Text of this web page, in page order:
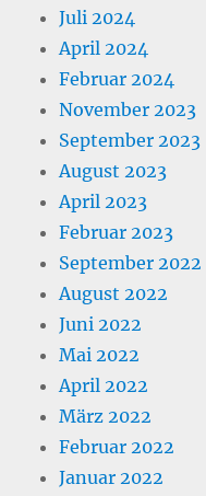
Juli 2024
April 2024
Februar 2024
November 2023
September 2023
August 2023
April 2023
Februar 2023
September 2022
August 2022
Juni 2022
Mai 2022
April 2022
März 2022
Februar 2022
Januar 2022